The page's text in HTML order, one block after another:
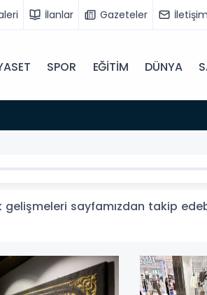
İlanlar Gazeteler İletişim
SPOR EĞİTİM DÜNYA
sayfamızdan takip